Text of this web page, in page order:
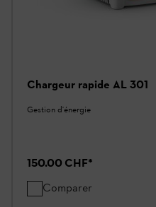
Chargeur rapide AL 301
Gestion d'énergie
150.00 CHF*
Comparer